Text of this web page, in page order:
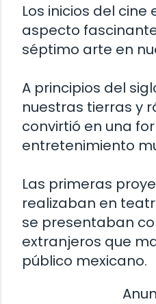
Los inicios del cine
aspecto
séptimo arte en
A principios del
nuestras tierras y
convirtió en una
entretenimiento
Las primeras
realizaban en
se presentaban
extranjeros que
público mexicano.